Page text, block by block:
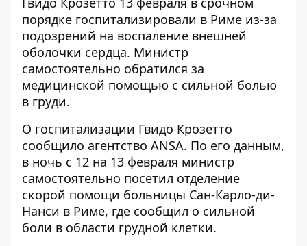
порядке госпитализировали в Риме из-за
подозрений на воспаление внешней
оболочки сердца. Министр
самостоятельно обратился за
медицинской помощью с сильной болью
в груди.
О госпитализации Гвидо Крозетто
сообщило агентство ANSA. По его данным,
в ночь с 12 на 13 февраля министр
самостоятельно посетил отделение
скорой помощи больницы Сан-Карло-ди-
Нанси в Риме, где сообщил о сильной
боли в области грудной клетки.